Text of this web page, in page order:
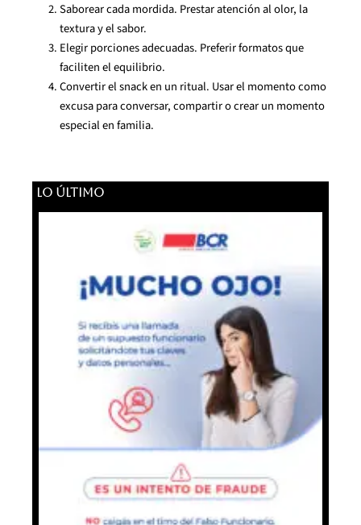
Saborear cada mordida. Prestar atención al olor, la
textura y el sabor.
Elegir porciones adecuadas. Preferir formatos que
faciliten el equilibrio.
Convertir el snack en un ritual. Usar el momento como
excusa para conversar, compartir o crear un momento
especial en familia.
LO ÚLTIMO